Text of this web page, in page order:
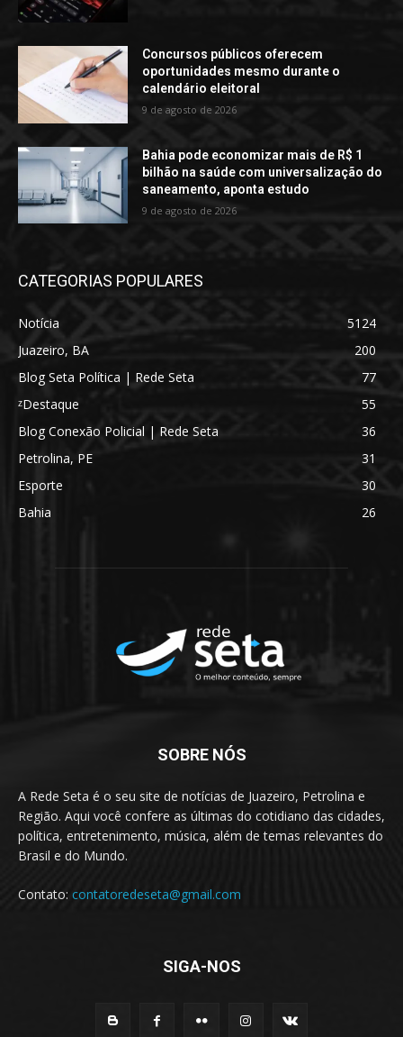
Concursos públicos oferecem
oportunidades mesmo durante o
calendário eleitoral
9 de agosto de 2026
Bahia pode economizar mais de R$ 1
bilhão na saúde com universalização do
saneamento, aponta estudo
9 de agosto de 2026
CATEGORIAS POPULARES
Notícia
5124
Juazeiro, BA
200
Blog Seta Política | Rede Seta
77
ᶻDestaque
55
Blog Conexão Policial | Rede Seta
36
Petrolina, PE
31
Esporte
30
Bahia
26
SOBRE NÓS
A Rede Seta é o seu site de notícias de Juazeiro, Petrolina e
Região. Aqui você confere as últimas do cotidiano das cidades,
política, entretenimento, música, além de temas relevantes do
Brasil e do Mundo.
Contato: contatoredeseta@gmail.com
SIGA-NOS